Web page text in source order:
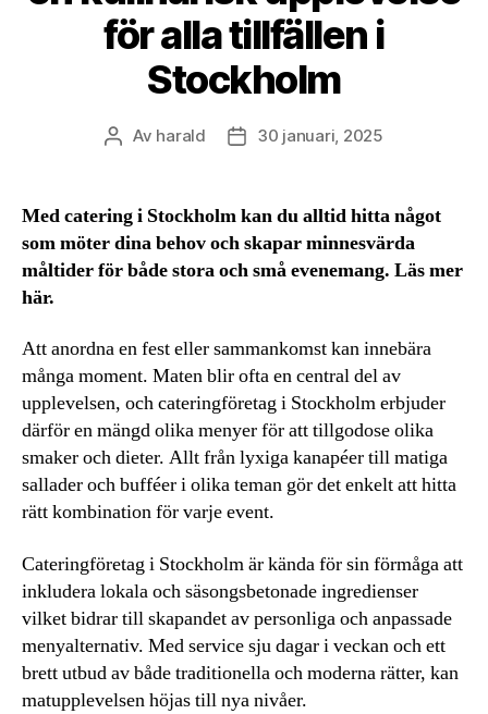
för alla tillfällen i
Stockholm
Inläggsförfattare
Av harald Inläggsdatum
30 januari, 2025
Med catering i Stockholm kan du alltid hitta något
som möter dina behov och skapar minnesvärda
måltider för både stora och små evenemang. Läs mer
här.
Att anordna en fest eller sammankomst kan innebära
många moment. Maten blir ofta en central del av
upplevelsen, och cateringföretag i Stockholm erbjuder
därför en mängd olika menyer för att tillgodose olika
smaker och dieter. Allt från lyxiga kanapéer till matiga
sallader och bufféer i olika teman gör det enkelt att hitta
rätt kombination för varje event.
Cateringföretag i Stockholm är kända för sin förmåga att
inkludera lokala och säsongsbetonade ingredienser
vilket bidrar till skapandet av personliga och anpassade
menyalternativ. Med service sju dagar i veckan och ett
brett utbud av både traditionella och moderna rätter, kan
matupplevelsen höjas till nya nivåer.